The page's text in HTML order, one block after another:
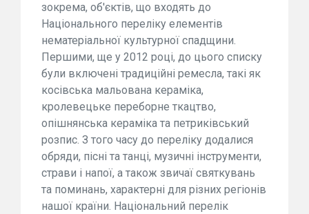
зокрема, об'єктів, що входять до
Національного переліку елементів
нематеріальної культурної спадщини.
Першими, ще у 2012 році, до цього списку
були включені традиційні ремесла, такі як
косівська мальована кераміка,
кролевецьке переборне ткацтво,
опішнянська кераміка та петриківський
розпис. З того часу до переліку додалися
обряди, пісні та танці, музичні інструменти,
страви і напої, а також звичаї святкувань
та поминань, характерні для різних регіонів
нашої країни. Національний перелік